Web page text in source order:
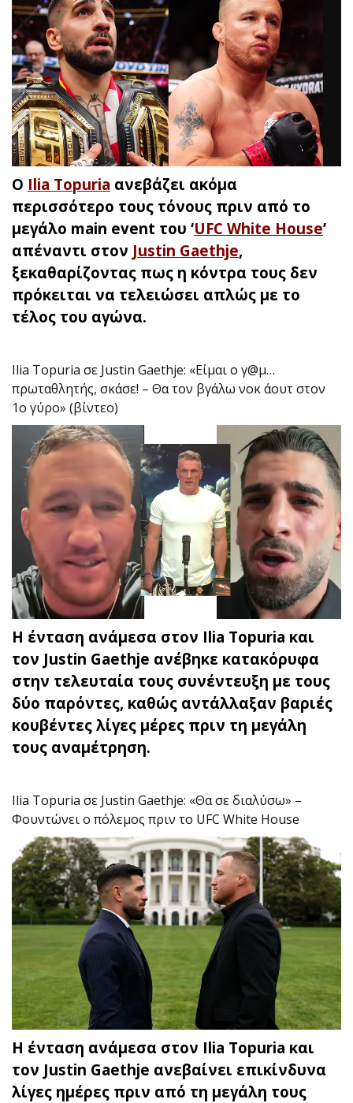
Ο Ilia Topuria ανεβάζει ακόμα
περισσότερο τους τόνους πριν από το
μεγάλο main event του ‘UFC White House’
απέναντι στον Justin Gaethje,
ξεκαθαρίζοντας πως η κόντρα τους δεν
πρόκειται να τελειώσει απλώς με το
τέλος του αγώνα.
Ilia Topuria σε Justin Gaethje: «Είμαι ο γ@μ…
πρωταθλητής, σκάσε! – Θα τον βγάλω νοκ άουτ στον
1ο γύρο» (βίντεο)
Η ένταση ανάμεσα στον Ilia Topuria και
τον Justin Gaethje ανέβηκε κατακόρυφα
στην τελευταία τους συνέντευξη με τους
δύο παρόντες, καθώς αντάλλαξαν βαριές
κουβέντες λίγες μέρες πριν τη μεγάλη
τους αναμέτρηση.
Ilia Topuria σε Justin Gaethje: «Θα σε διαλύσω» –
Φουντώνει ο πόλεμος πριν το UFC White House
Η ένταση ανάμεσα στον Ilia Topuria και
τον Justin Gaethje ανεβαίνει επικίνδυνα
λίγες ημέρες πριν από τη μεγάλη τους